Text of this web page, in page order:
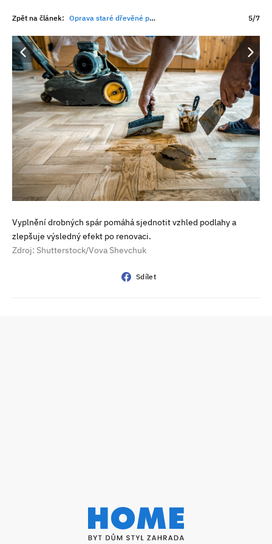
Zpět na článek: Oprava staré dřevěné podlahy má často větší smysl než výměna. Na co myslet při renovaci? 5/7
Vyplnění drobných spár pomáhá sjednotit vzhled podlahy a
zlepšuje výsledný efekt po renovaci.
Zdroj: Shutterstock/Vova Shevchuk
Sdílet